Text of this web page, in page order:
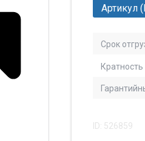
Артикул
Срок
Кратность
ID: 526859